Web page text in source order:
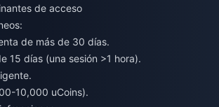
de acceso
de más de 30 días.
15 días (una sesión >1 hora).
10,000 uCoins).